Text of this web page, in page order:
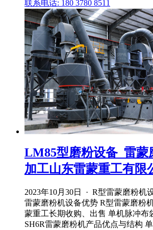
联系电话: 180 3780 8511
LM85型磨粉设备_雷蒙
加工山东雷蒙重工有限
2023年10月30日 · R型雷蒙磨粉机
雷蒙磨粉机设备优势 R型雷蒙磨粉
蒙重工长期收购、出售 单机脉冲布
SH6R雷蒙磨粉机产品优点与结构